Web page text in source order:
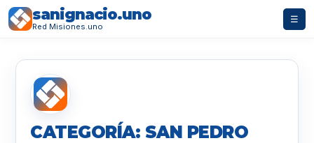
sanignacio.uno
Red Misiones.uno
☰
CATEGORÍA: SAN PEDRO